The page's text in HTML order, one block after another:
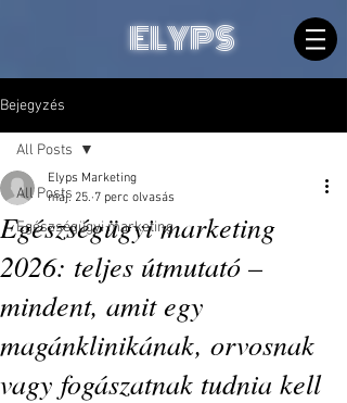
ELYPS
Bejegyzés
All Posts
Egészségügyi marketing
All Posts
Egészségügyi marketing
2026: teljes útmutató –
mindent, amit egy
magánklinikának, orvosnak
vagy fogászatnak tudnia kell
Elyps Marketing
máj. 25. 7 perc olvasás